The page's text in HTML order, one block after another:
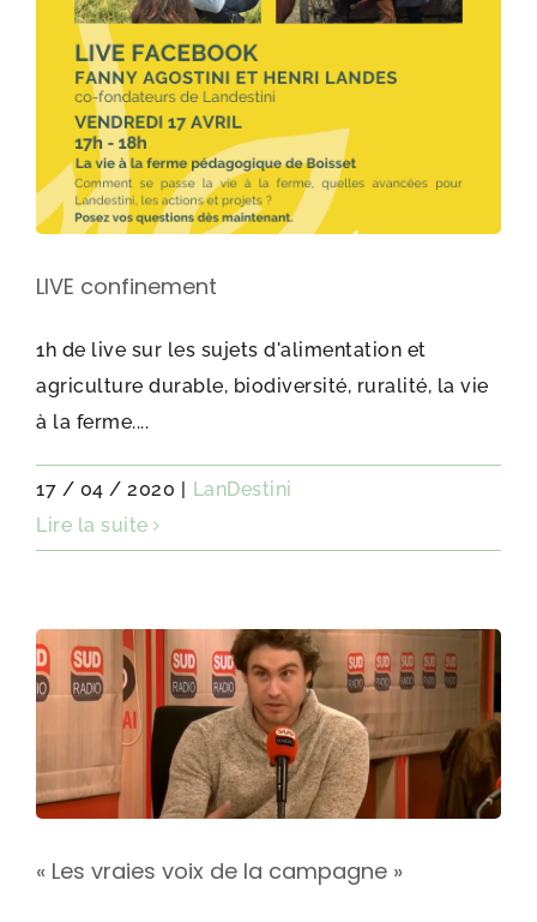
LIVE confinement
1h de live sur les sujets d'alimentation et
agriculture durable, biodiversité, ruralité, la vie
à la ferme....
17 / 04 / 2020
LanDestini
Lire la suite
« Les vraies voix de la campagne »